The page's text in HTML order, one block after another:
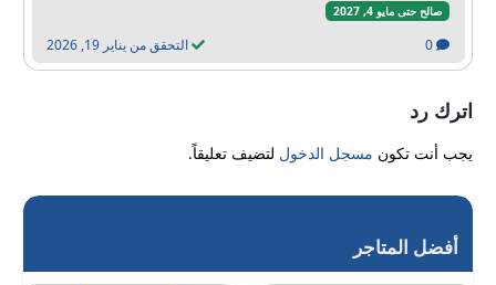
صالح حتى مايو 4, 2027
التحقق من يناير 19, 2026 0
اترك رد
يجب أنت تكون مسجل الدخول لتضيف تعليقاً.
أفضل المتاجر